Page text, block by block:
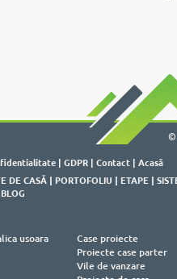
©
| GDPR | Contact | Acasă
DE CASĂ | PORTOFOLIU | ETAPE |
BLOG
usoara
Case proiecte
Proiecte case parter
Vile de vanzare